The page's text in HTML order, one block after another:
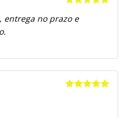
de 5
entrega no prazo e